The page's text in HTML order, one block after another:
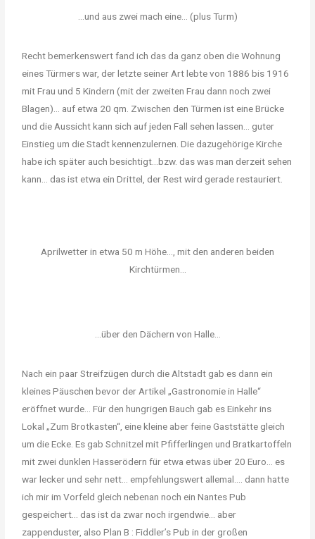
...und aus zwei mach eine... (plus Turm)
Recht bemerkenswert fand ich das da ganz oben die Wohnung
eines Türmers war, der letzte seiner Art lebte von 1886 bis 1916
mit Frau und 5 Kindern (mit der zweiten Frau dann noch zwei
Blagen)… auf etwa 20 qm. Zwischen den Türmen ist eine Brücke
und die Aussicht kann sich auf jeden Fall sehen lassen… guter
Einstieg um die Stadt kennenzulernen. Die dazugehörige Kirche
habe ich später auch besichtigt…bzw. das was man derzeit sehen
kann… das ist etwa ein Drittel, der Rest wird gerade restauriert.
Aprilwetter in etwa 50 m Höhe..., mit den anderen beiden
Kirchtürmen...
...über den Dächern von Halle...
Nach ein paar Streifzügen durch die Altstadt gab es dann ein
kleines Päuschen bevor der Artikel „Gastronomie in Halle“
eröffnet wurde… Für den hungrigen Bauch gab es Einkehr ins
Lokal „Zum Brotkasten“, eine kleine aber feine Gaststätte gleich
um die Ecke. Es gab Schnitzel mit Pfifferlingen und Bratkartoffeln
mit zwei dunklen Hasserödern für etwa etwas über 20 Euro… es
war lecker und sehr nett… empfehlungswert allemal…. dann hatte
ich mir im Vorfeld gleich nebenan noch ein Nantes Pub
gespeichert… das ist da zwar noch irgendwie… aber
zappenduster, also Plan B : Fiddler’s Pub in der großen